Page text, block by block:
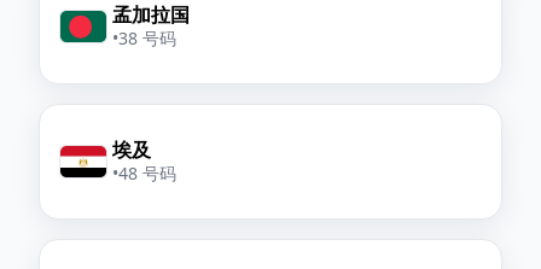
孟加拉国
•38 号码
埃及
•48 号码